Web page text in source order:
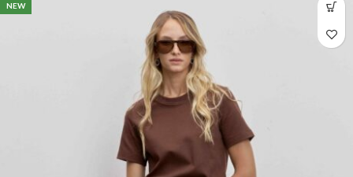
NEW